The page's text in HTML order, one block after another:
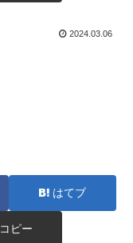
2024.03.06
はてブ
コピー